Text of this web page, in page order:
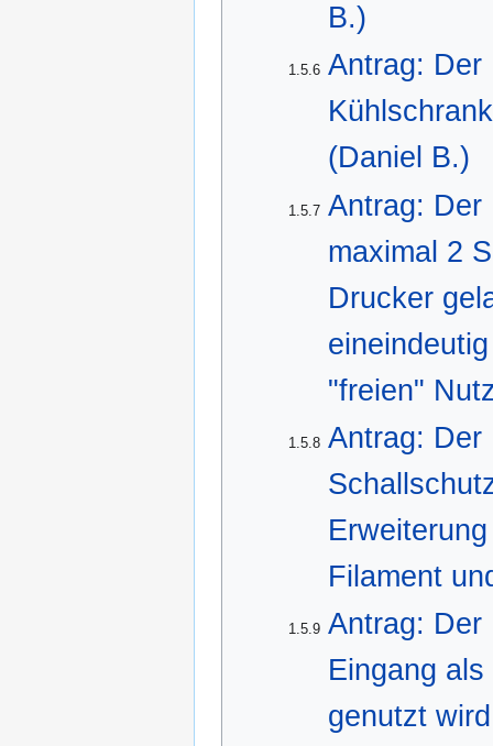
B.)
1.5.6 Antrag: Der
(Daniel B.)
1.5.7 Antrag: Der
maximal 2
Drucker
"freien"
1.5.8 Antrag: Der
Filament
1.5.9 Antrag: Der
Eingang
genutzt